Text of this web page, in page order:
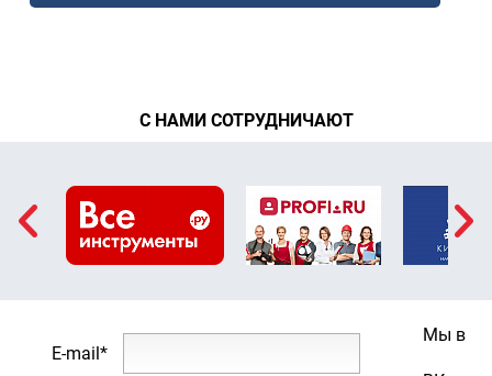
С НАМИ СОТРУДНИЧАЮТ
E-mail*
Мы в